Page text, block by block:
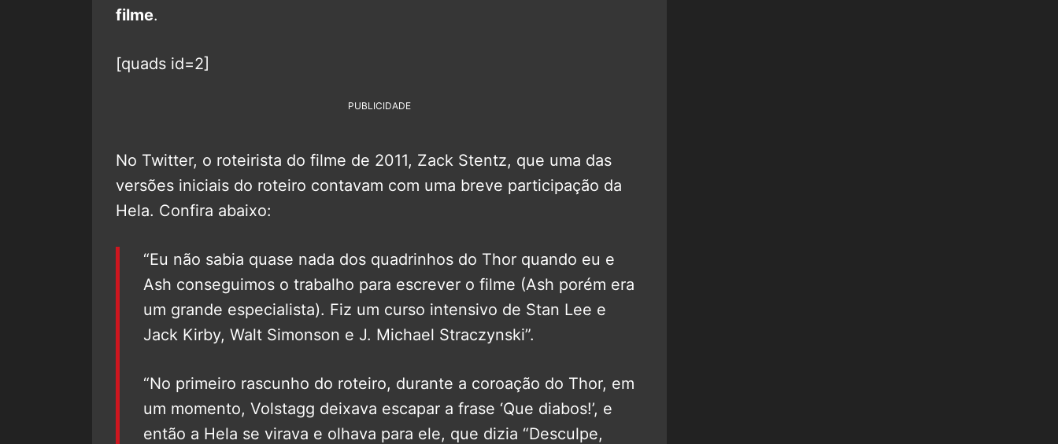
filme.
[quads id=2]
PUBLICIDADE
No Twitter, o roteirista do filme de 2011, Zack Stentz, que uma das
versões iniciais do roteiro contavam com uma breve participação da
Hela. Confira abaixo:
“Eu não sabia quase nada dos quadrinhos do Thor quando eu e
Ash conseguimos o trabalho para escrever o filme (Ash porém era
um grande especialista). Fiz um curso intensivo de Stan Lee e
Jack Kirby, Walt Simonson e J. Michael Straczynski”.
“No primeiro rascunho do roteiro, durante a coroação do Thor, em
um momento, Volstagg deixava escapar a frase ‘Que diabos!’, e
então a Hela se virava e olhava para ele, que dizia “Desculpe,